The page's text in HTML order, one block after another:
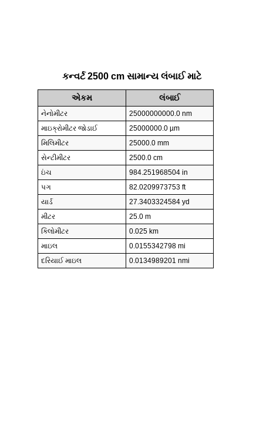
કન્વર્ટ 2500 cm સામાન્ય લંબાઈ માટે
એકમ લંબાઈ
નેનોમીટર
25000000000.0 nm
માઇક્રોમીટર જોડાઈ
25000000.0 µm
મિલિમીટર
25000.0 mm
સેન્ટીમીટર
2500.0 cm
ઇંચ
984.251968504 in
પગ
82.0209973753 ft
યાર્ડ
27.3403324584 yd
મીટર
25.0 m
કિલોમીટર
0.025 km
માઇલ
0.0155342798 mi
દરિયાઈ માઇલ
0.0134989201 nmi